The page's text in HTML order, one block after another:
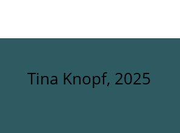
Tina Knopf, 2025